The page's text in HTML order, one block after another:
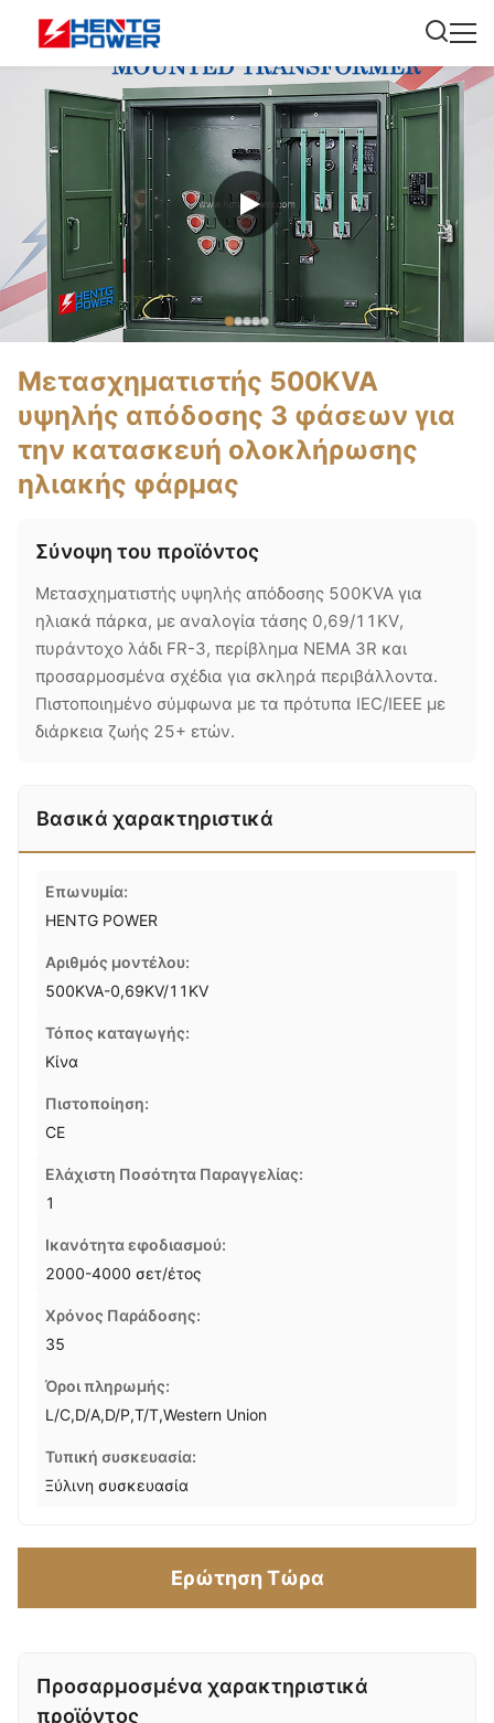
Μετασχηματιστής 500KVA
υψηλής απόδοσης 3 φάσεων για
την κατασκευή ολοκλήρωσης
ηλιακής φάρμας
Σύνοψη του προϊόντος
Μετασχηματιστής υψηλής απόδοσης 500KVA για
ηλιακά πάρκα, με αναλογία τάσης 0,69/11KV,
πυράντοχο λάδι FR-3, περίβλημα NEMA 3R και
προσαρμοσμένα σχέδια για σκληρά περιβάλλοντα.
Πιστοποιημένο σύμφωνα με τα πρότυπα IEC/IEEE με
διάρκεια ζωής 25+ ετών.
Βασικά χαρακτηριστικά
Επωνυμία:
HENTG POWER
Αριθμός μοντέλου:
500KVA-0,69KV/11KV
Τόπος καταγωγής:
Κίνα
Πιστοποίηση:
CE
Ελάχιστη Ποσότητα Παραγγελίας:
1
Ικανότητα εφοδιασμού:
2000-4000 σετ/έτος
Χρόνος Παράδοσης:
35
Όροι πληρωμής:
L/C,D/A,D/P,T/T,Western Union
Τυπική συσκευασία:
Ξύλινη συσκευασία
Ερώτηση Τώρα
Προσαρμοσμένα χαρακτηριστικά
προϊόντος